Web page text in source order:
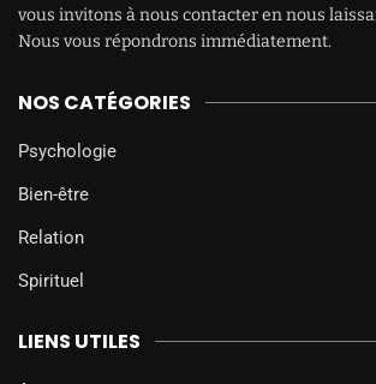
vous invitons à nous contacter en nous
Nous vous répondrons immédiatement.
NOS CATÉGORIES
Psychologie
Bien-être
Relation
Spirituel
LIENS UTILES